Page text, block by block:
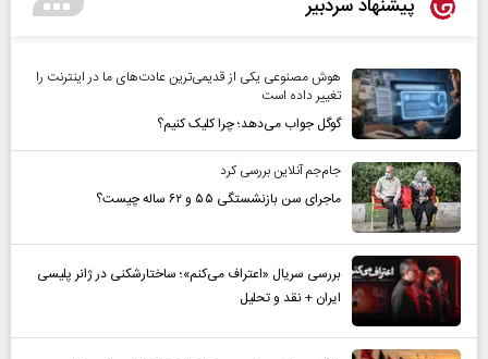
پیشنهاد سردبیر
هوش مصنوعی یکی از قدیمی‌ترین عادت‌های ما در اینترنت را
تغییر داده است
گوگل جواب می‌دهد؛ چرا کلیک کنیم؟
جام‌جم آنلاین بررسی کرد
ماجرای سن بازنشستگی ۵۵ و ۶۲ ساله چیست؟
بررسی سریال «اعتراف می‌کنم»؛ ساختارشکنی در ژانر پلیسی
ایران + نقد و تحلیل